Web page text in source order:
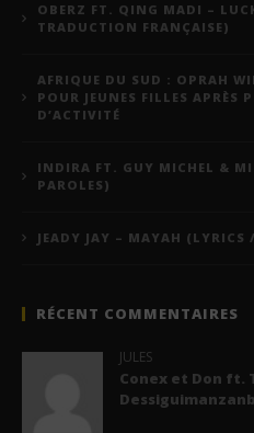
OBERZ FT. QING MADI –
TRADUCTION FRANÇAISE)
AFRIQUE DU SUD : OPRAH
POUR JEUNES FILLES APRÈS
D’ACTIVITÉ
INDIRA FT. GUY MICHEL &
PAROLES)
JEADY JAY – MAYAH (LYRICS
RÉCENT COMMENTAIRES
JULES
Conex et Don ft.